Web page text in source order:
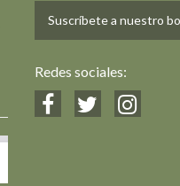
Suscríbete a nuestro
Redes sociales: